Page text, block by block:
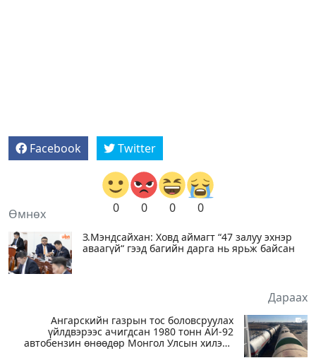
Facebook Twitter
0 0 0 0
Өмнөх
З.Мэндсайхан: Ховд аймагт “47 залуу эхнэр
аваагүй“ гээд багийн дарга нь ярьж байсан
Дараах
Ангарскийн газрын тос боловсруулах
үйлдвэрээс ачигдсан 1980 тонн АИ-92
автобензин өнөөдөр Монгол Улсын хилээр